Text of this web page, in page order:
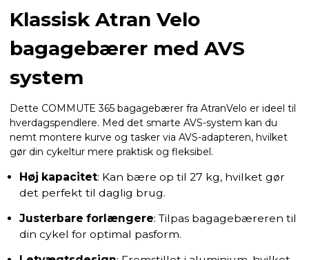
Klassisk Atran Velo
bagagebærer med AVS
system
Dette COMMUTE 365 bagagebærer fra AtranVelo er ideel til
hverdagspendlere. Med det smarte AVS-system kan du
nemt montere kurve og tasker via AVS-adapteren, hvilket
gør din cykeltur mere praktisk og fleksibel.
Høj kapacitet: Kan bære op til 27 kg, hvilket gør
det perfekt til daglig brug.
Justerbare forlængere: Tilpas bagagebæreren til
din cykel for optimal pasform.